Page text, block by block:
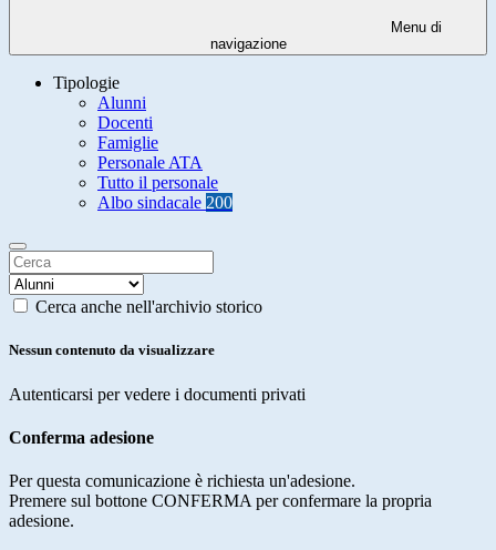
Menu di
navigazione
Tipologie
Alunni
Docenti
Famiglie
Personale ATA
Tutto il personale
Albo sindacale 200
Cerca anche nell'archivio storico
Nessun contenuto da visualizzare
Autenticarsi per vedere i documenti privati
Conferma adesione
Per questa comunicazione è richiesta un'adesione.
Premere sul bottone CONFERMA per confermare la propria
adesione.